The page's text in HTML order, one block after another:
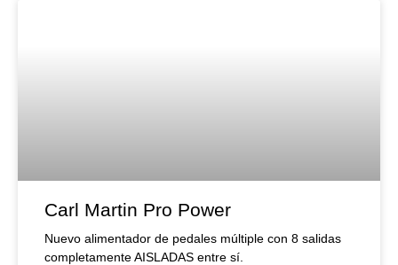
Carl Martin Pro Power
Nuevo alimentador de pedales múltiple con 8 salidas
completamente AISLADAS entre sí.